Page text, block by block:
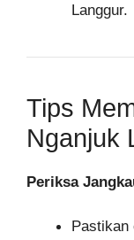
Langgur.
Tips
Nganjuk
Periksa
Pastikan